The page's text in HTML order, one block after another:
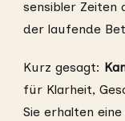
sensibler Zeiten
der laufende
Kurz gesagt:
für Klarheit,
Sie erhalten